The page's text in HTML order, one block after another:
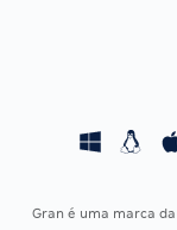
CONCURSOS POR
Concursos Fiscais
Gran é uma marca